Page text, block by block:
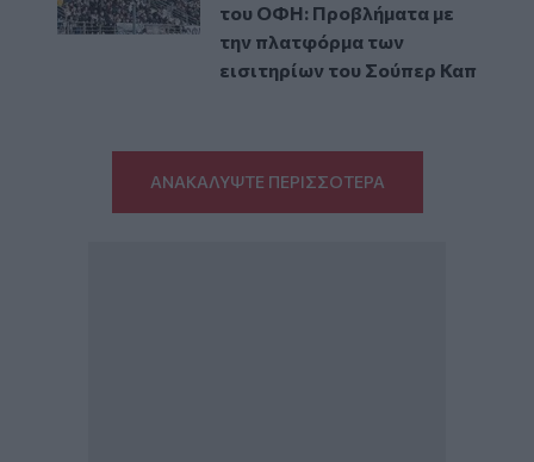
του ΟΦΗ: Προβλήματα με
την πλατφόρμα των
εισιτηρίων του Σούπερ Καπ
ΑΝΑΚΑΛΥΨΤΕ ΠΕΡΙΣΣΟΤΕΡΑ